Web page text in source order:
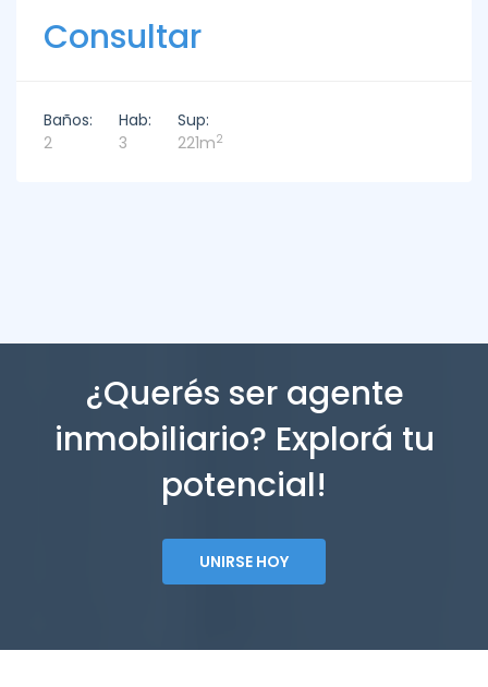
Consultar
Baños:
2
Hab:
3
Sup:
221m2
¿Querés ser agente
inmobiliario? Explorá tu
potencial!
UNIRSE HOY